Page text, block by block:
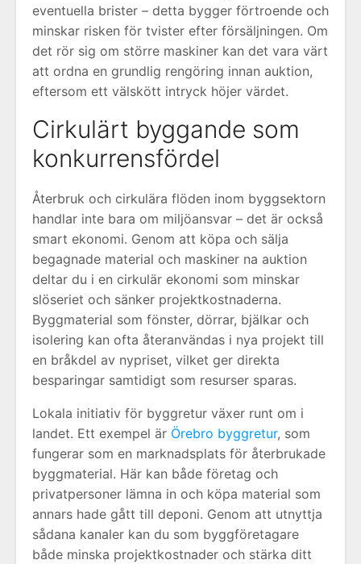
eventuella brister – detta bygger förtroende och
minskar risken för tvister efter försäljningen. Om
det rör sig om större maskiner kan det vara värt
att ordna en grundlig rengöring innan auktion,
eftersom ett välskött intryck höjer värdet.
Cirkulärt byggande som
konkurrensfördel
Återbruk och cirkulära flöden inom byggsektorn
handlar inte bara om miljöansvar – det är också
smart ekonomi. Genom att köpa och sälja
begagnade material och maskiner na auktion
deltar du i en cirkulär ekonomi som minskar
slöseriet och sänker projektkostnaderna.
Byggmaterial som fönster, dörrar, bjälkar och
isolering kan ofta återanvändas i nya projekt till
en bråkdel av nypriset, vilket ger direkta
besparingar samtidigt som resurser sparas.
Lokala initiativ för byggretur växer runt om i
landet. Ett exempel är Örebro byggretur, som
fungerar som en marknadsplats för återbrukade
byggmaterial. Här kan både företag och
privatpersoner lämna in och köpa material som
annars hade gått till deponi. Genom att utnyttja
sådana kanaler kan du som byggföretagare
både minska projektkostnader och stärka ditt